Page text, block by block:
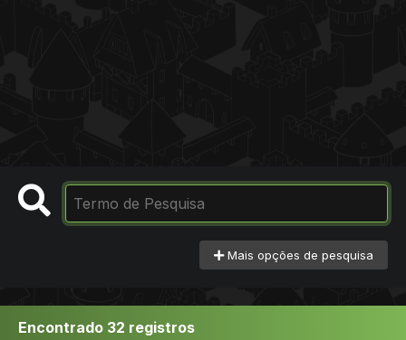
Mais opções de pesquisa
Encontrado 32 registros